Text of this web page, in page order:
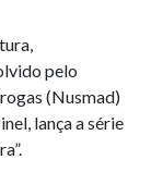
pelo
(Nusmad)
lança a série